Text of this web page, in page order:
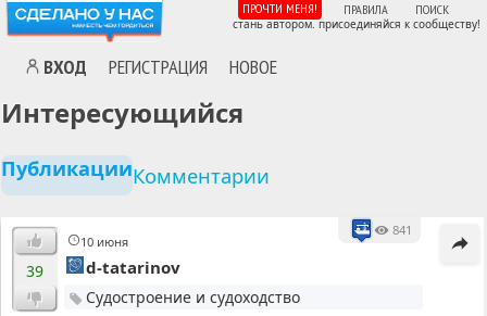
ВХОД РЕГИСТРАЦИЯ НОВОЕ
ПРОЧТИ МЕНЯ! ПРАВИЛА ПОИСК
стань автором. присоединяйся к сообществу!
Интересующийся
ПубликацииКомментарии
10 июня
841
39 d-tatarinov
Судостроение и судоходство